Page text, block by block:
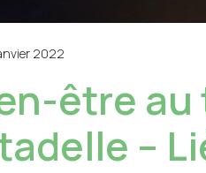
2022
être au
–